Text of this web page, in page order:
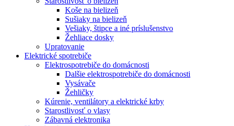
Koše na bielizeň
Sušiaky na bielizeň
Vešiaky, štipce a iné príslušenstvo
Žehliace dosky
Upratovanie
Elektrické spotrebiče
Elektrospotrebiče do domácnosti
Dalšie elektrospotrebiče do domácnosti
Vysávače
Žehličky
Kúrenie, ventilátory a elektrické krby
Starostlivosť o vlasy
Zábavná elektronika